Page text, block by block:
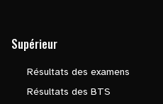
Supérieur
Résultats des examens
Résultats des BTS